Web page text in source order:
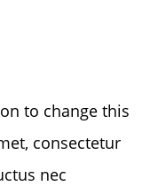
to change this
consectetur
nec